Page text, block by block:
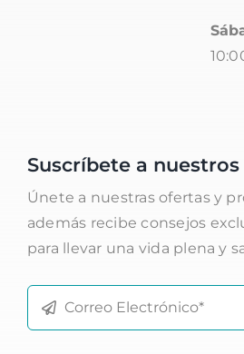
Suscríbete a
Únete a nuestras ofertas y
además recibe consejos
para llevar una vida plena y